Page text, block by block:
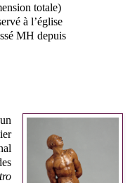
totale)
à l’église
MH depuis